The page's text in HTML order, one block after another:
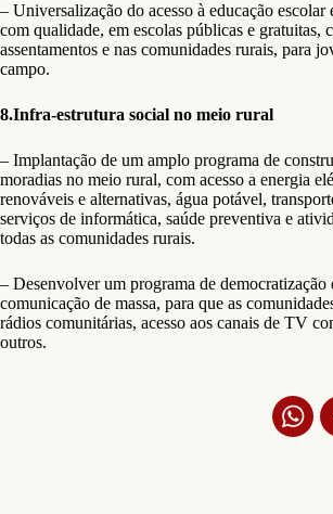
– Universalização do acesso à educação escolar
com qualidade, em escolas públicas e gratuitas,
assentamentos e nas comunidades rurais, para
campo.
8.Infra-estrutura social no meio rural
– Implantação de um amplo programa de
moradias no meio rural, com acesso a energia
renováveis e alternativas, água potável,
serviços de informática, saúde preventiva e
todas as comunidades rurais.
– Desenvolver um programa de democratização
comunicação de massa, para que as
rádios comunitárias, acesso aos canais de TV
outros.